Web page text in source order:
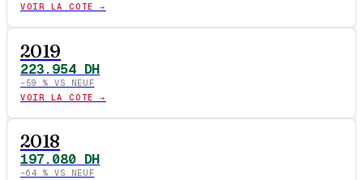
VOIR LA COTE →
2019
223.954DH
−59
% VS NEUF
VOIR LA COTE →
2018
197.080DH
−64 % VS NEUF